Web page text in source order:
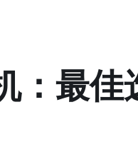
：最佳